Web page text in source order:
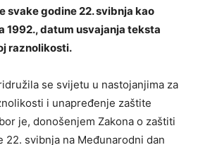
svake godine 22. svibnja kao
1992., datum usvajanja teksta
raznolikosti.
se svijetu u nastojanjima za
i unapređenje zaštite
je, donošenjem Zakona o zaštiti
22. svibnja na Međunarodni dan